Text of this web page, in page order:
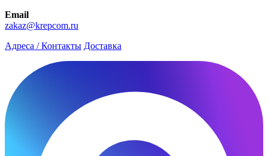
Email
zakaz@krepcom.ru
Адреса / Контакты Доставка